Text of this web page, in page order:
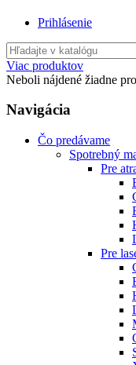
Prihlásenie
Viac produktov
Neboli nájdené žiadne
Navigácia
Čo predávame
Spotrebný
Pre
Pre